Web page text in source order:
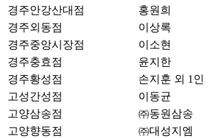
경주안강산대점
홍원희
경주외동점
이상록
경주중앙시장점
이소현
경주충효점
윤지한
경주황성점
손지훈 외 1인
고성간성점
이동균
고양삼송점
㈜동원삼송
고양향동점
㈜대성지엠